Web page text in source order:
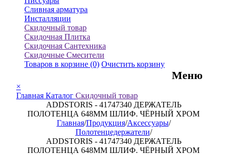
Сливная арматура
Инсталляции
Скидочный товар
Скидочная Плитка
Скидочная Сантехника
Скидочные Смесители
Товаров в корзине (0) Очистить корзину
Меню
×
Главная Каталог Скидочный товар
ADDSTORIS - 41747340 ДЕРЖАТЕЛЬ
ПОЛОТЕНЦА 648MM ШЛИФ. ЧЁРНЫЙ ХРОМ
Главная/Продукция/Аксессуары/
Полотенцедержатели/
ADDSTORIS - 41747340 ДЕРЖАТЕЛЬ
ПОЛОТЕНЦА 648MM ШЛИФ. ЧЁРНЫЙ ХРОМ